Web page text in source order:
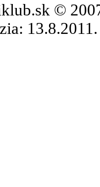
©
13.8.2011.